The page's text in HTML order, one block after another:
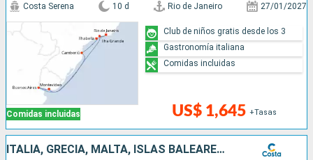
Comidas incluidas
Costa Serena 10 d Rio de Janeiro 27/01/2027
US$ 1,645 +Tasas
Club de niños gratis desde los 3
Gastronomía italiana
Comidas incluidas
ITALIA, GRECIA, MALTA, ISLAS BALEARES, ESPAÑA, FRANCIA